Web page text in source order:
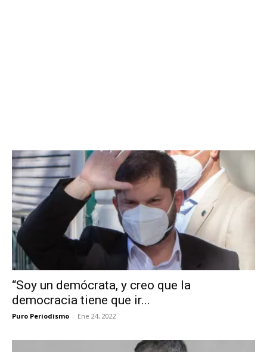
“Soy un demócrata, y creo que la
democracia tiene que ir...
Puro Periodismo - Ene 24, 2022